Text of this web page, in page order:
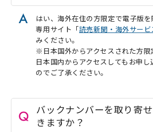
はい、海外在住の方限定で電子版を
専用サイト「読売新聞・海外サービ
みください。
※日本国外からアクセスされた方限
日本国内からアクセスしてもお申し
のでご了承ください。
バックナンバーを取り寄
きますか？